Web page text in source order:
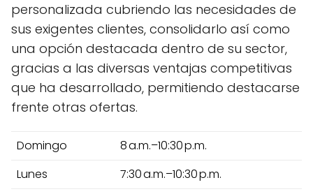
personalizada cubriendo las necesidades de
sus exigentes clientes, consolidarlo así como
una opción destacada dentro de su sector,
gracias a las diversas ventajas competitivas
que ha desarrollado, permitiendo destacarse
frente otras ofertas.
Domingo
8 a.m.–10:30 p.m.
Lunes
7:30 a.m.–10:30 p.m.